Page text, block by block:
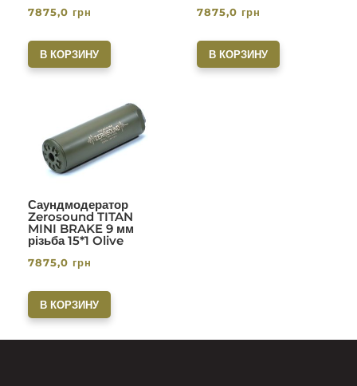
7875,0 грн
В КОРЗИНУ
7875,0 грн
В КОРЗИНУ
Саундмодератор
Zerosound TITAN
MINI BRAKE 9 мм
різьба 15*1 Olive
7875,0 грн
В КОРЗИНУ